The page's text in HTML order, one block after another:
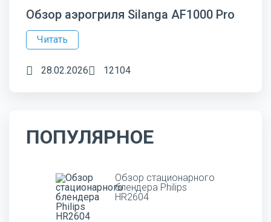
Обзор аэрогриля Silanga AF1000 Pro
Читать
28.02.2026 12104
ПОПУЛЯРНОЕ
Обзор стационарного
блендера Philips
HR2604